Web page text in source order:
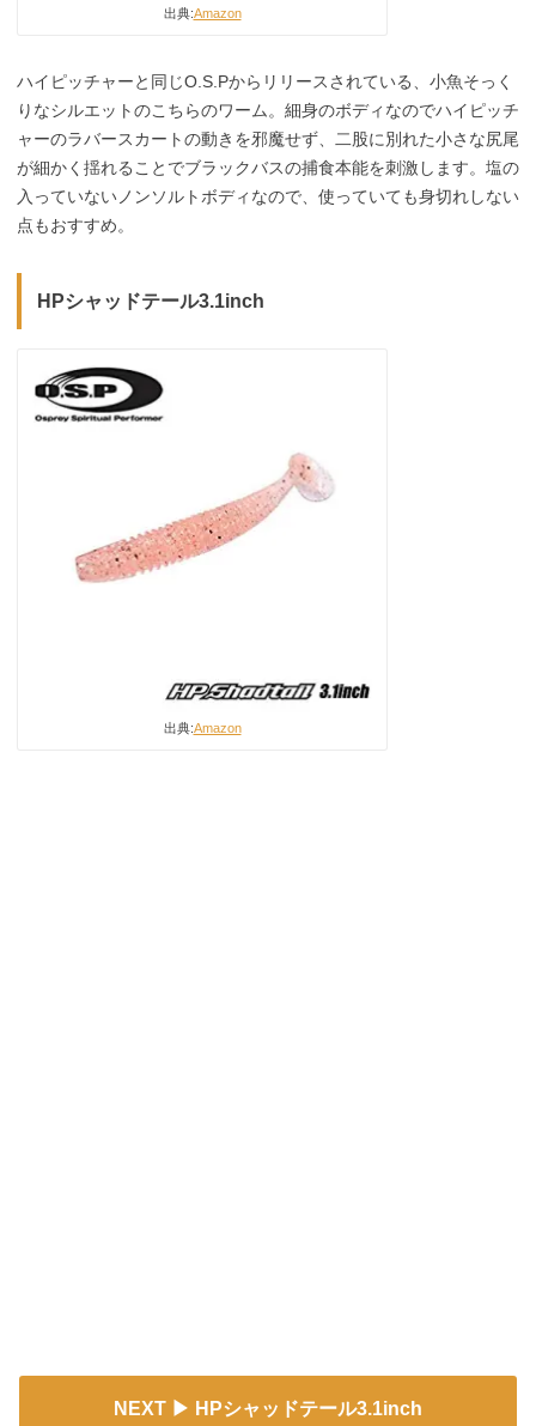
出典:Amazon
ハイピッチャーと同じO.S.Pからリリースされている、小魚そっく
りなシルエットのこちらのワーム。細身のボディなのでハイピッチ
ャーのラバースカートの動きを邪魔せず、二股に別れた小さな尻尾
が細かく揺れることでブラックバスの捕食本能を刺激します。塩の
入っていないノンソルトボディなので、使っていても身切れしない
点もおすすめ。
HPシャッドテール3.1inch
出典:Amazon
NEXT HPシャッドテール3.1inch